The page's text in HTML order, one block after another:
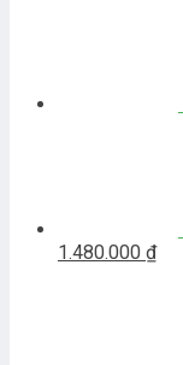
Giá
1.480.000 ₫Giá